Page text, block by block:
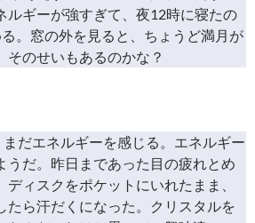
ルギーが強すぎて、夜12時に寝たの
。窓の外を見ると、ちょうど満月が
そのせいもあるのかな？
だエネルギーを感じる。エネルギー
うだ。昨日まであった目の疲れとめ
ディスクをポケットにいれたまま、
たら汗だくになった。クリスタルを